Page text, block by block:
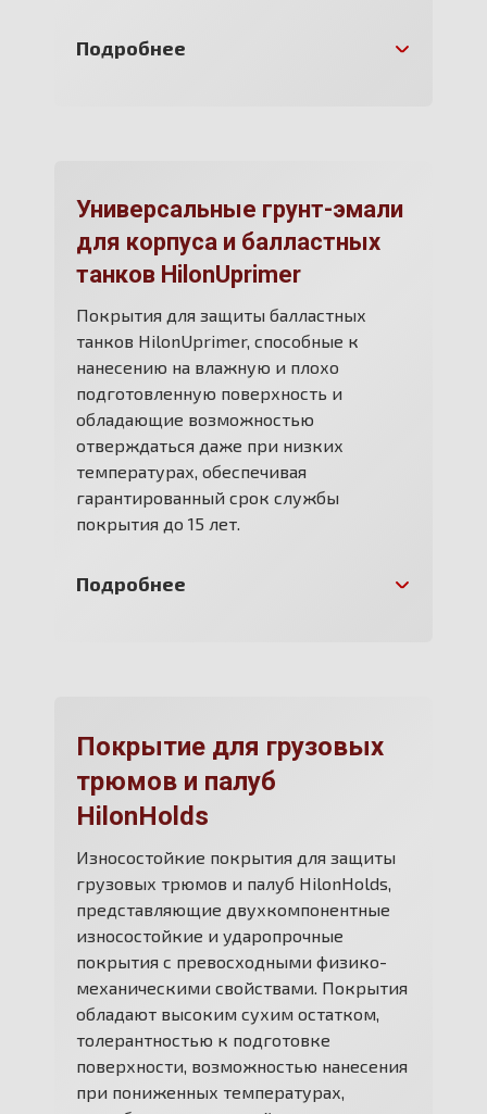
Подробнее
Универсальные грунт-эмали
для корпуса и балластных
танков HilonUprimer
Покрытия для защиты балластных
танков HilonUprimer, способные к
нанесению на влажную и плохо
подготовленную поверхность и
обладающие возможностью
отверждаться даже при низких
температурах, обеспечивая
гарантированный срок службы
покрытия до 15 лет.
Подробнее
Покрытие для грузовых
трюмов и палуб
HilonHolds
Износостойкие покрытия для защиты
грузовых трюмов и палуб HilonHolds,
представляющие двухкомпонентные
износостойкие и ударопрочные
покрытия с превосходными физико-
механическими свойствами. Покрытия
обладают высоким сухим остатком,
толерантностью к подготовке
поверхности, возможностью нанесения
при пониженных температурах,